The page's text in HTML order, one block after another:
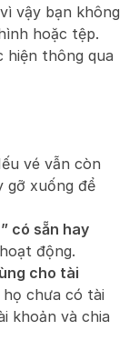
vậy bạn không
hoặc tệp.
hiện thông qua
vé vẫn còn
gỡ xuống để
có sẵn hay
động.
cho tài
họ chưa có tài
khoản và chia